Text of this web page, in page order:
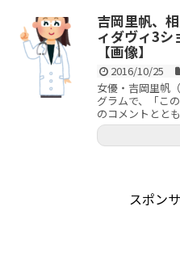
吉岡里帆、
ィダヴィ3シ
【画像】
2016/10/25
女優・吉岡里帆
グラムで、「こ
のコメントとと
スポン